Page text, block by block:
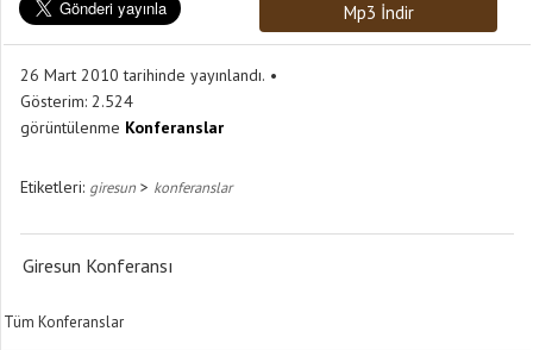
Mp3 İndir
26 Mart 2010 tarihinde yayınlandı.
Gösterim: 2.524
görüntülenme Konferanslar
Etiketleri: giresun > konferanslar
Giresun Konferansı
Tüm Konferanslar